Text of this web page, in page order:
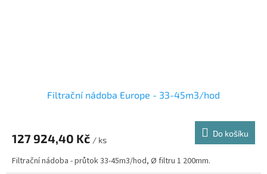
Filtrační nádoba Europe - 33-45m3/hod
127 924,40 Kč / ks
Do košíku
Filtrační nádoba - průtok 33-45m3/hod, Ø filtru 1 200mm.